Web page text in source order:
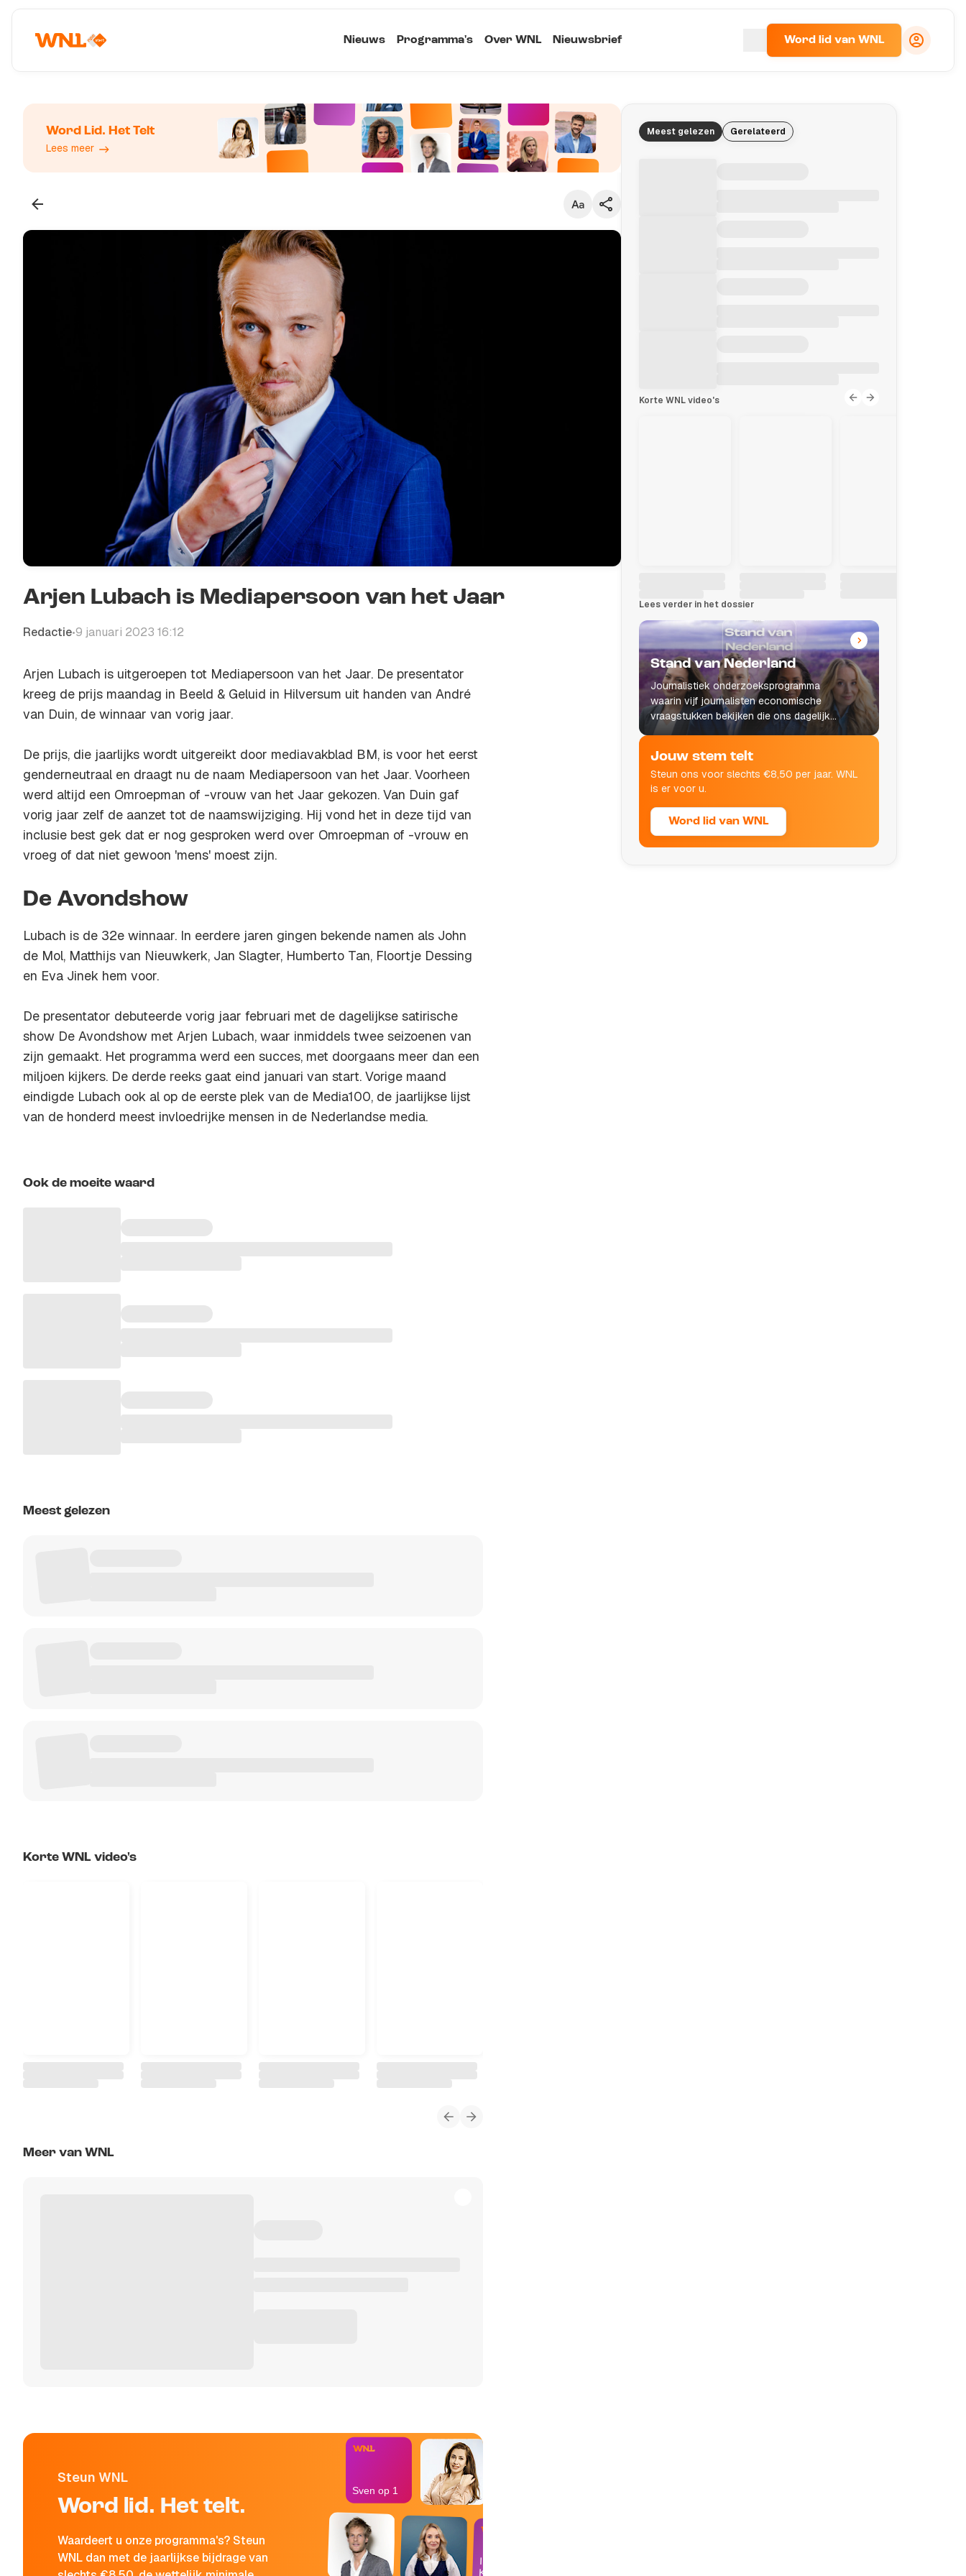
Nieuws Programma's Over WNL Nieuwsbrief Word lid van WNL
Word Lid. Het Telt
Lees meer
Arjen Lubach is Mediapersoon van het Jaar
Redactie•9 januari 2023 16:12
Arjen Lubach is uitgeroepen tot Mediapersoon van het Jaar. De presentator
kreeg de prijs maandag in Beeld & Geluid in Hilversum uit handen van André
van Duin, de winnaar van vorig jaar.
De prijs, die jaarlijks wordt uitgereikt door mediavakblad BM, is voor het eerst
genderneutraal en draagt nu de naam Mediapersoon van het Jaar. Voorheen
werd altijd een Omroepman of -vrouw van het Jaar gekozen. Van Duin gaf
vorig jaar zelf de aanzet tot de naamswijziging. Hij vond het in deze tijd van
inclusie best gek dat er nog gesproken werd over Omroepman of -vrouw en
vroeg of dat niet gewoon 'mens' moest zijn.
De Avondshow
Lubach is de 32e winnaar. In eerdere jaren gingen bekende namen als John
de Mol, Matthijs van Nieuwkerk, Jan Slagter, Humberto Tan, Floortje Dessing
en Eva Jinek hem voor.
De presentator debuteerde vorig jaar februari met de dagelijkse satirische
show De Avondshow met Arjen Lubach, waar inmiddels twee seizoenen van
zijn gemaakt. Het programma werd een succes, met doorgaans meer dan een
miljoen kijkers. De derde reeks gaat eind januari van start. Vorige maand
eindigde Lubach ook al op de eerste plek van de Media100, de jaarlijkse lijst
van de honderd meest invloedrijke mensen in de Nederlandse media.
Ook de moeite waard
Meest gelezen
Korte WNL video's
Meer van WNL
Steun WNL
Word lid. Het telt.
Waardeert u onze programma's? Steun
WNL dan met de jaarlijkse bijdrage van
In de
Kantine
Sven op 1
Meest gelezen Gerelateerd
Korte WNL video's
Lees verder in het dossier
Stand van Nederland
Journalistiek onderzoeksprogramma
waarin vijf journalisten economische
vraagstukken bekijken die ons dagelijks
leven raken.
Jouw stem telt
Steun ons voor slechts €8,50 per jaar. WNL
is er voor u.
Word lid van WNL